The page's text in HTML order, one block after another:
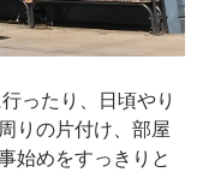
ったり、日頃やり
りの片付け、部屋
始めをすっきりと